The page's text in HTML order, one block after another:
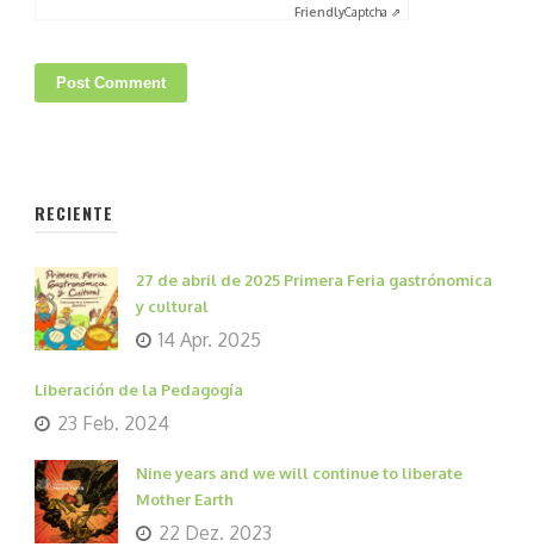
FriendlyCaptcha ⇗
RECIENTE
27 de abril de 2025 Primera Feria gastrónomica
y cultural
14 Apr. 2025
Liberación de la Pedagogía
23 Feb. 2024
Nine years and we will continue to liberate
Mother Earth
22 Dez. 2023